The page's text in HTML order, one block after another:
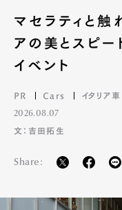
マセラティと触
アの美とスピ
イベント
PR Cars イタリア車
2026.08.07
文：吉田拓生
Share: